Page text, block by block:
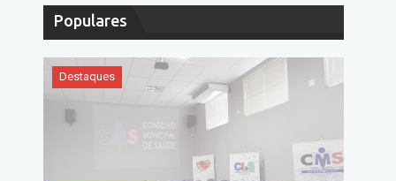
Populares
Destaques